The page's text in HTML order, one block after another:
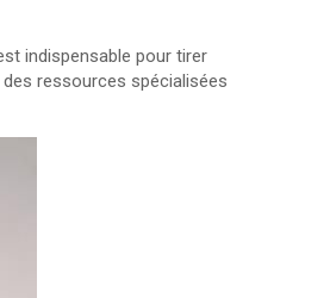
indispensable pour tirer
ressources spécialisées